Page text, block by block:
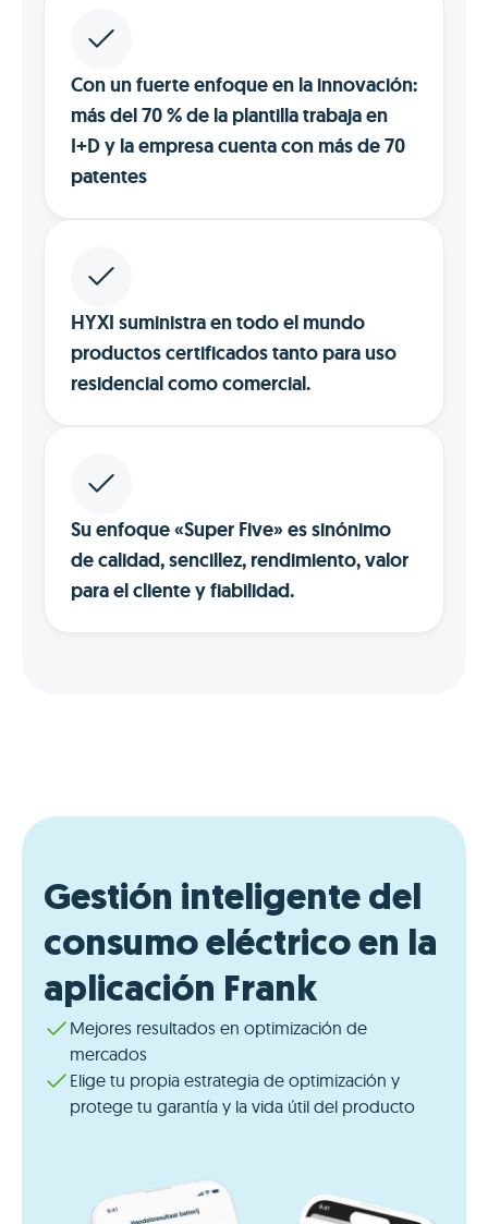
Con un fuerte enfoque en la innovación:
más del 70 % de la plantilla trabaja en
I+D y la empresa cuenta con más de 70
patentes
HYXI suministra en todo el mundo
productos certificados tanto para uso
residencial como comercial.
Su enfoque «Super Five» es sinónimo
de calidad, sencillez, rendimiento, valor
para el cliente y fiabilidad.
Gestión inteligente del
consumo eléctrico en la
aplicación Frank
Mejores resultados en optimización de
mercados
Elige tu propia estrategia de optimización y
protege tu garantía y la vida útil del producto